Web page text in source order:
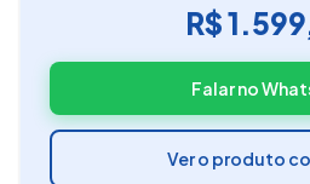
R$
Falar no
Ver o produto